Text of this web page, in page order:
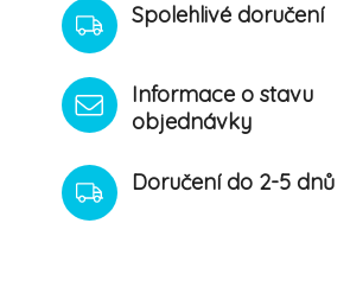
Spolehlivé doručení
Informace o stavu
objednávky
Doručení do 2-5 dnů